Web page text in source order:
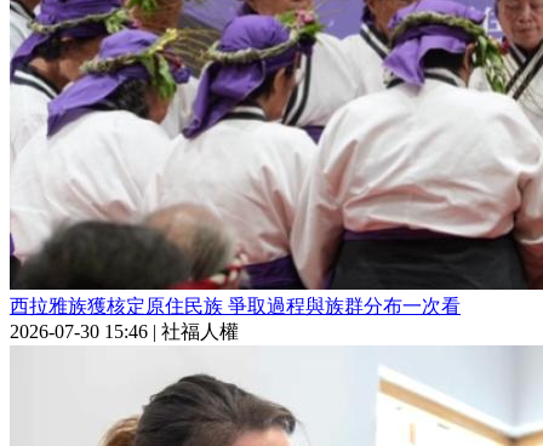
西拉雅族獲核定原住民族 爭取過程與族群分布一次看
2026-07-30 15:46 | 社福人權